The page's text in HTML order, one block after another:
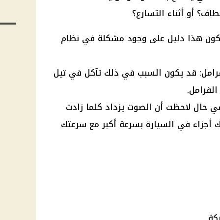
أو أثناء التسارع؟
هذا دليل على وجود مشكلة في نظام
قد يكون السبب في ذلك تآكل في تيل
حال لاحظت أن الصوت يزداد كلما زادت
أجزاء في السيارة بسرعة أكبر مع سرعتك